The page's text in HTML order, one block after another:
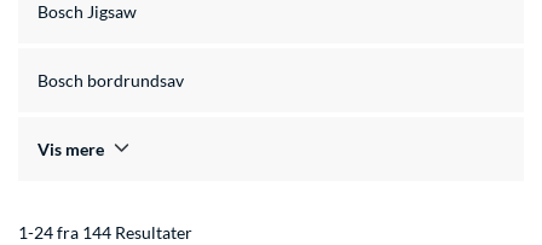
Bosch Jigsaw
Bosch bordrundsav
Vis mere
1-24 fra 144 Resultater